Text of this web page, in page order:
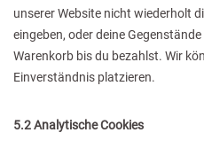
unserer Website nicht wiederholt
eingeben, oder deine
Warenkorb bis du bezahlst. Wir
Einverständnis platzieren.
5.2 Analytische Cookies